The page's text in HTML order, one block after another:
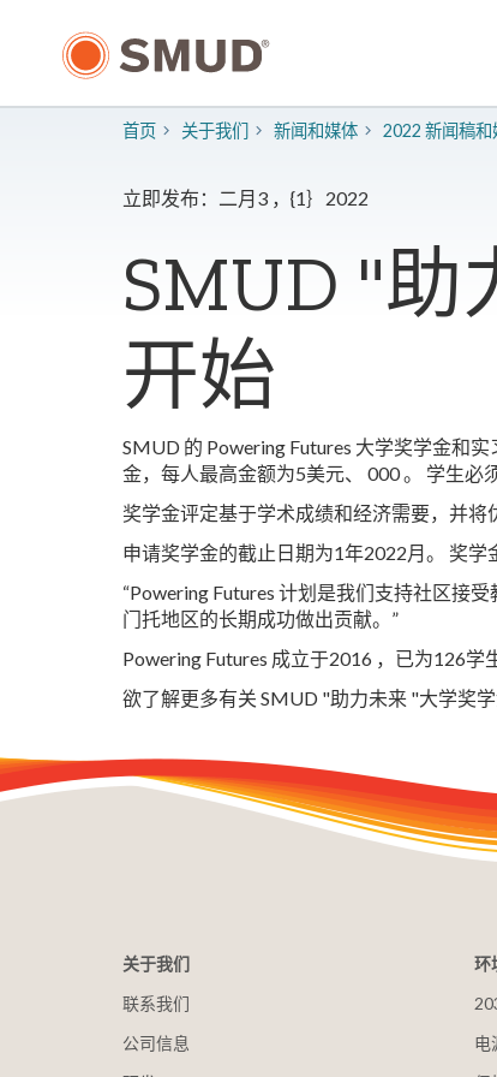
首页 关于我们 新闻和媒体 2022 新闻稿和
立即发布：二月3 ，{1｝2022
SMUD "助
开始
SMUD 的 Powering Futures 大学奖学金和
金，每人最高金额为5美元、 000 。 学生必
奖学金评定基于学术成绩和经济需要，并将
申请奖学金的截止日期为1年2022月。 奖学
“Powering Futures 计划是我们支持社区接
门托地区的长期成功做出贡献。”
Powering Futures 成立于2016 ，已为126
欲了解更多有关 SMUD "助力未来 "大学奖
关于我们
联系我们
公司信息
环
电